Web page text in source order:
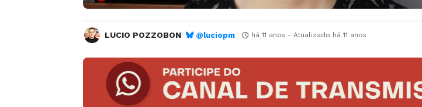
LUCIO POZZOBON @luciopm há 11 anos - Atualizado há 11 anos